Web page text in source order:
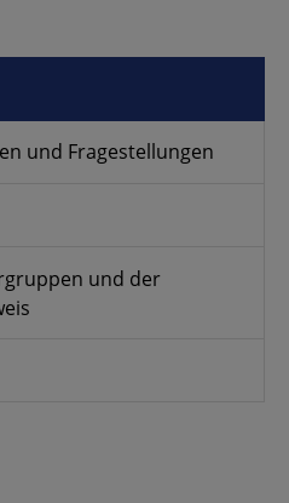
und Fragestellungen
und der